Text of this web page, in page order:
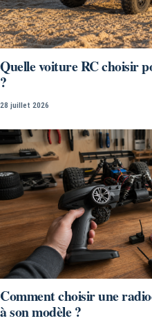
Quelle voiture RC choisir
?
28 juillet 2026
Comment choisir une
à son modèle ?